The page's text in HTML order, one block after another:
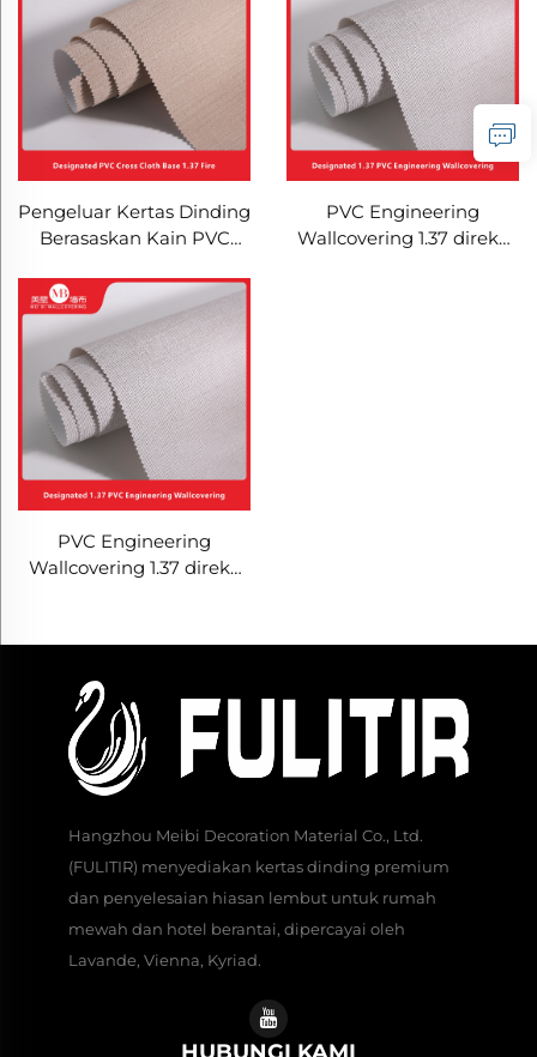
Projek Hotel & Rumah
Tetamu, Bahan Hiasan
Dinding Tahan Lasak
untuk Pemasangan
Kawasan Luas
Dinding Tanpa
Sambungan Warna Padu
Minimalis, Kertas Dinding
Hiasan Rumah Mudah
Dibersihkan
Pengeluar Kertas Dinding
Berasaskan Kain PVC
Api untuk Rantai Hotel
Lavande, Vienna, dan
Kyriad
PVC Engineering
Wallcovering 1.37 direka
PVC Engineering
Wallcovering 1.37 direka
Tahan Api, Pengilang,
Meter
Hangzhou Meibi Decoration Material Co., Ltd.
(FULITIR) menyediakan kertas dinding premium
dan penyelesaian hiasan lembut untuk rumah
mewah dan hotel berantai, dipercayai oleh
Lavande, Vienna, Kyriad.
HUBUNGI KAMI